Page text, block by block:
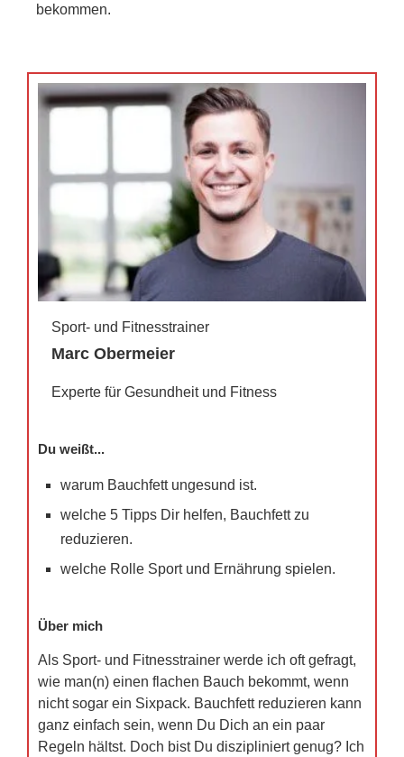
bekommen.
Sport- und Fitnesstrainer
Marc Obermeier
Experte für Gesundheit und Fitness
Du weißt...
warum Bauchfett ungesund ist.
welche 5 Tipps Dir helfen, Bauchfett zu
reduzieren.
welche Rolle Sport und Ernährung spielen.
Über mich
Als Sport- und Fitnesstrainer werde ich oft gefragt,
wie man(n) einen flachen Bauch bekommt, wenn
nicht sogar ein Sixpack. Bauchfett reduzieren kann
ganz einfach sein, wenn Du Dich an ein paar
Regeln hältst. Doch bist Du diszipliniert genug? Ich